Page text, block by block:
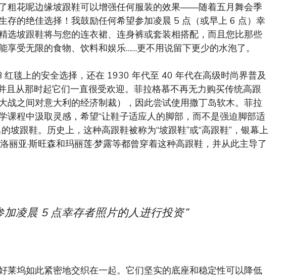
粗花呢边缘坡跟鞋可以增强任何服装的效果——随着五月舞会季
存的绝佳选择！我鼓励任何希望参加凌晨 5 点（或早上 6 点）幸
选坡跟鞋将与您的连衣裙、连身裤或套装相搭配，而且您比那些
享受无限的食物、饮料和娱乐……更不用说留下更少的水泡了。
红毯上的安全选择，还在 1930 年代至 40 年代在高级时尚界普及
且从那时起它们一直很受欢迎。菲拉格慕不再无力购买传统高跟
战之间对意大利的经济制裁），因此尝试使用撒丁岛软木。菲拉
课程中汲取灵感，希望“让鞋子适应人的脚部，而不是强迫脚部适
坡跟鞋。历史上，这种高跟鞋被称为“坡跟鞋”或“高跟鞋”，银幕上
亚·斯旺森和玛丽莲·梦露等都曾穿着这种高跟鞋，并从此主导了
加​​凌晨 5 点幸存者照片的人进行投资”
莱坞如此紧密地交织在一起。它们坚实的底座和稳定性可以降低